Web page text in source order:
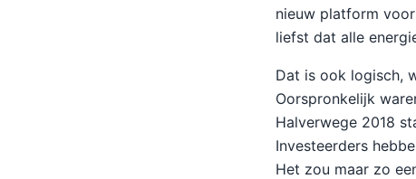
nieuw platform
liefst dat alle
Dat is ook logisch,
Oorspronkelijk
Halverwege 2018
Investeerders
Het zou maar zo